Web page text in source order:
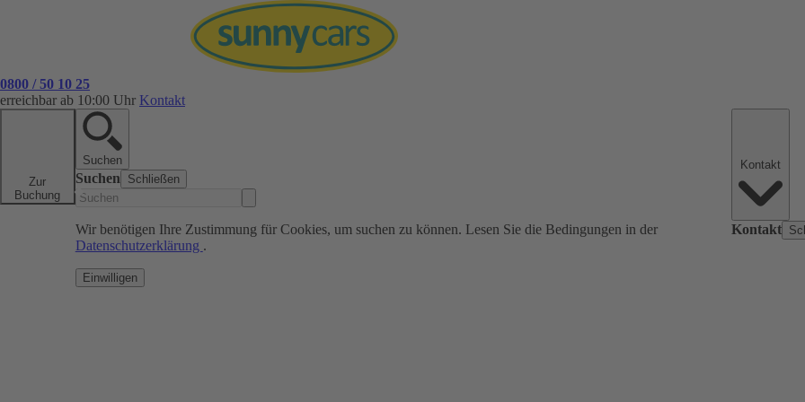
0800 / 50 10 25
erreichbar ab 10:00 Uhr Kontakt
Zur
Buchung
Suchen
Suchen Schließen
Wir benötigen Ihre Zustimmung für Cookies, um suchen zu können. Lesen Sie die Bedingungen in der
Datenschutzerklärung .
Einwilligen
Kontakt